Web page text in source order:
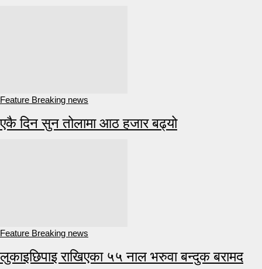
Feature Breaking news
एकै दिन सुन तोलामा आठ हजार बढ्यो
Feature Breaking news
लुकाइछिपाइ राखिएका ५५ नाल भरुवा बन्दुक बरामद